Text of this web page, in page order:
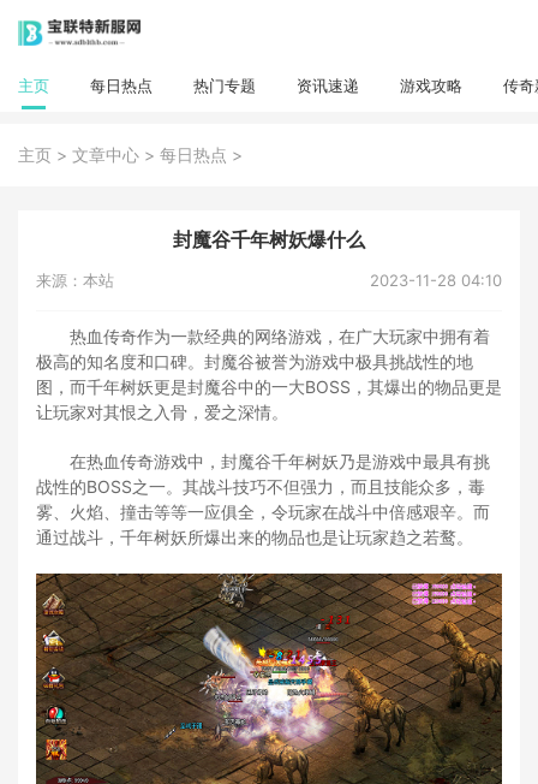
主页 每日热点 热门专题 资讯速递 游戏攻略 传奇
主页 > 文章中心 > 每日热点 >
封魔谷千年树妖爆什么
来源：本站 2023-11-28 04:10
热血传奇作为一款经典的网络游戏，在广大玩家中拥有着
极高的知名度和口碑。封魔谷被誉为游戏中极具挑战性的地
图，而千年树妖更是封魔谷中的一大BOSS，其爆出的物品更是
让玩家对其恨之入骨，爱之深情。
在热血传奇游戏中，封魔谷千年树妖乃是游戏中最具有挑
战性的BOSS之一。其战斗技巧不但强力，而且技能众多，毒
雾、火焰、撞击等等一应俱全，令玩家在战斗中倍感艰辛。而
通过战斗，千年树妖所爆出来的物品也是让玩家趋之若鹜。